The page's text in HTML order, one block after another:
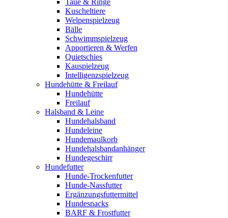
Taue & Ringe
Kuscheltiere
Welpenspielzeug
Bälle
Schwimmspielzeug
Apportieren & Werfen
Quietschies
Kauspielzeug
Intelligenzspielzeug
Hundehütte & Freilauf
Hundehütte
Freilauf
Halsband & Leine
Hundehalsband
Hundeleine
Hundemaulkorb
Hundehalsbandanhänger
Hundegeschirr
Hundefutter
Hunde-Trockenfutter
Hunde-Nassfutter
Ergänzungsfuttermittel
Hundesnacks
BARF & Frostfutter